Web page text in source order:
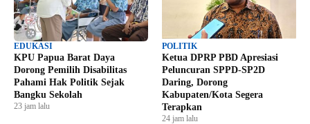
EDUKASI
KPU Papua Barat Daya
Dorong Pemilih Disabilitas
Pahami Hak Politik Sejak
Bangku Sekolah
23 jam lalu
POLITIK
Ketua DPRP PBD Apresiasi
Peluncuran SPPD-SP2D
Daring, Dorong
Kabupaten/Kota Segera
Terapkan
24 jam lalu